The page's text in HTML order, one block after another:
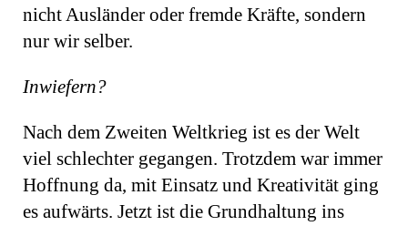
nicht Ausländer oder fremde Kräfte, sondern
nur wir selber.
Inwiefern?
Nach dem Zweiten Weltkrieg ist es der Welt
viel schlechter gegangen. Trotzdem war immer
Hoffnung da, mit Einsatz und Kreativität ging
es aufwärts. Jetzt ist die Grundhaltung ins